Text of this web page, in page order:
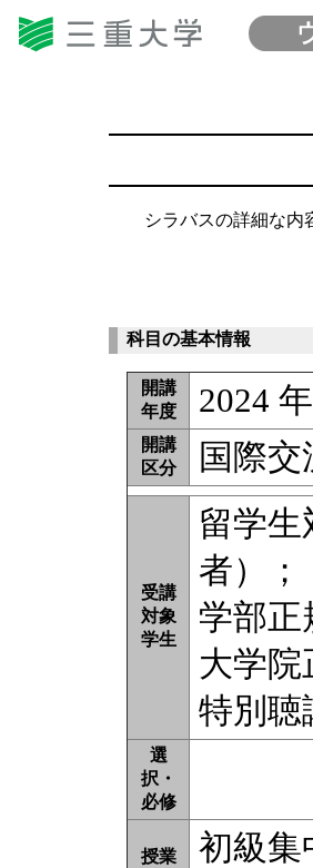
シラバスの詳細な内
科目の基本情報
開講
年度
2024
開講
区分
国際
受講
対象
学生
留学生
者）；
学部正
大学院
特別聴
選
択・
必修
授業
初級